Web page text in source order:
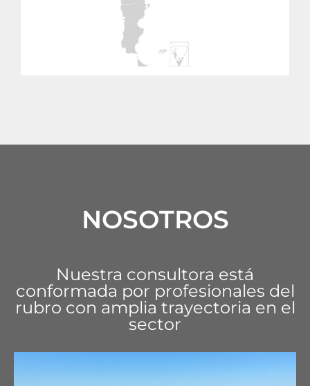
NOSOTROS
Nuestra consultora está
conformada por profesionales del
rubro con amplia trayectoria en el
sector